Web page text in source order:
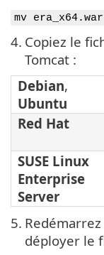
mv
4. Copiez le
Tomcat :
Debian,
Ubuntu
Red Hat
SUSE Linux
Enterprise
Server
5.
déployer le